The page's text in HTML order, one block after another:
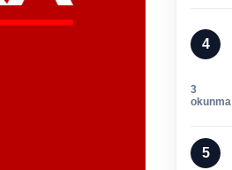
4
3
okunma
5